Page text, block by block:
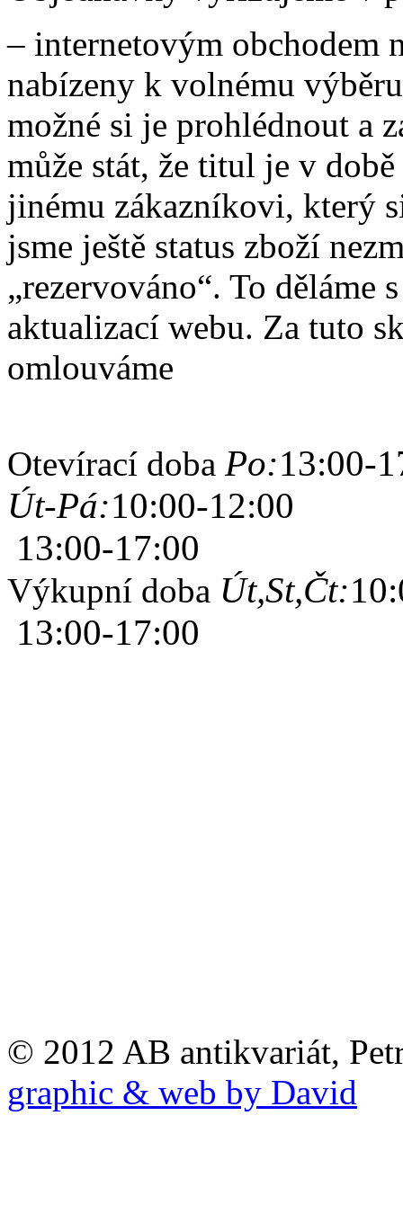
– internetovým obchodem
nabízeny k volnému
možné si je prohlédnout a
může stát, že titul je v
jinému zákazníkovi, který
jsme ještě status zboží
„rezervováno“. To děláme
aktualizací webu. Za tuto
omlouváme
Otevírací doba Po:13:00-
Út-Pá:10:00-12:00
13:00-17:00
Výkupní doba Út,St,Čt:
13:00-17:00
© 2012 AB antikvariát,
graphic & web by David